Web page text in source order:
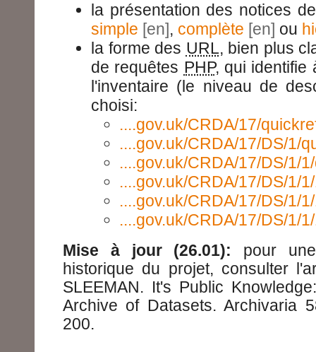
la présentation des notices
simple
, complète ou
la forme des URL, bien plus
de requêtes PHP, qui identifie
l'inventaire (le niveau de
choisi:
....gov.uk/CRDA/17/
....gov.uk/CRDA/17/DS/1/
....gov.uk/CRDA/17/DS/1/
....gov.uk/CRDA/17/DS/1/
....gov.uk/CRDA/17/DS/1/
....gov.uk/CRDA/17/DS/1/
Mise à jour (26.01): pour
historique du projet, consulter
SLEEMAN. It's Public
Archive of Datasets. Archivaria
200.